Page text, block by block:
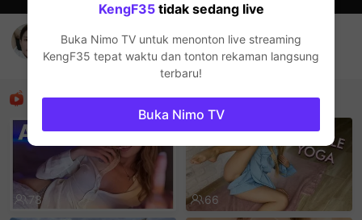
KengF35
Live Show
Rekomendasi
78 66
KengF35tidak sedang live
Buka Nimo TV untuk menonton live streaming
KengF35 tepat waktu dan tonton rekaman langsung
terbaru!
Buka Nimo TV
sentinelEnd